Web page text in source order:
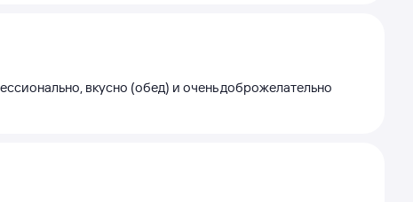
вкусно (обед) и очень доброжелательно